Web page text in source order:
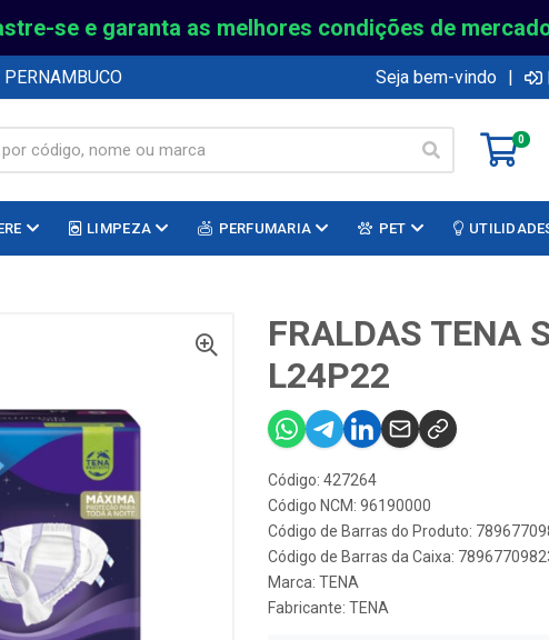
se e garanta as melhores condições de
Seja bem-vindo |
0
LIMPEZA PERFUMARIA PET
FRALDAS TENA
L24P22
Código: 427264
Código NCM: 96190000
Código de Barras do Produto:
Código de Barras da Caixa:
Marca: TENA
Fabricante: TENA